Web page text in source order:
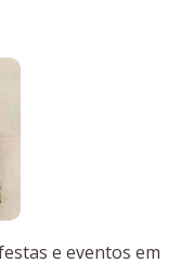
e eventos em